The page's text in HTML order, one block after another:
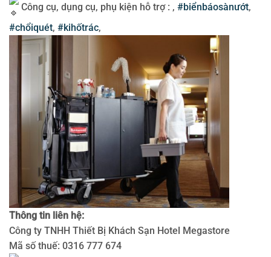
Công cụ, dụng cụ, phụ kiện hỗ trợ : , #biểnbáosànướt,
#chổiquét, #kihốtrác,
Thông tin liên hệ:
Công ty TNHH Thiết Bị Khách Sạn Hotel Megastore
Mã số thuế: 0316 777 674